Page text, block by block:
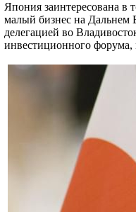
Япония заинтересована в
малый бизнес на Дальнем
делегацией во
инвестиционного форума,